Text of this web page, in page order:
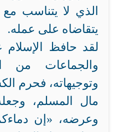
الذي لا يتناسب
يتقاضاه على عمله.
لقد حافظ الإسلام
والجماعات من
وتوجيهاته، فحرم
مال المسلم،
وعرضه، «إن